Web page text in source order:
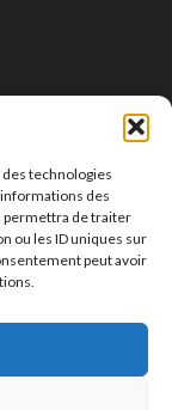
technologies
des
permettra de traiter
ou les ID uniques sur
peut avoir